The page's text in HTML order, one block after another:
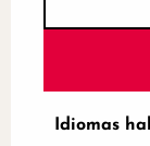
Idiomas
Idiomas